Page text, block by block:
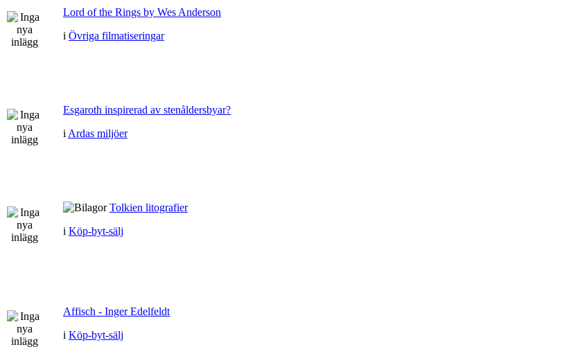
Lord of the Rings by Wes Anderson
i Övriga filmatiseringar
Esgaroth inspirerad av stenåldersbyar?
i Ardas miljöer
Tolkien litografier
i Köp-byt-sälj
Affisch - Inger Edelfeldt
i Köp-byt-sälj